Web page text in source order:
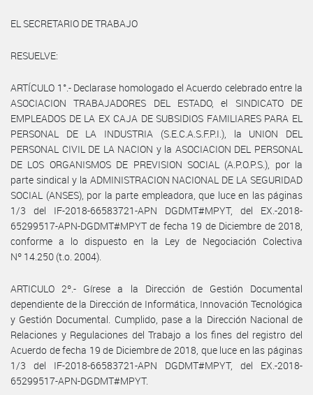
EL SECRETARIO DE TRABAJO
RESUELVE:
ARTÍCULO 1°.- Declarase homologado el Acuerdo celebrado entre la
ASOCIACION TRABAJADORES DEL ESTADO, el SINDICATO DE
EMPLEADOS DE LA EX CAJA DE SUBSIDIOS FAMILIARES PARA EL
PERSONAL DE LA INDUSTRIA (S.E.C.A.S.F.P.I.), la UNION DEL
PERSONAL CIVIL DE LA NACION y la ASOCIACION DEL PERSONAL
DE LOS ORGANISMOS DE PREVISION SOCIAL (A.P.O.P.S.), por la
parte sindical y la ADMINISTRACION NACIONAL DE LA SEGURIDAD
SOCIAL (ANSES), por la parte empleadora, que luce en las páginas
1/3 del IF-2018-66583721-APN DGDMT#MPYT, del EX.-2018-
65299517-APN-DGDMT#MPYT de fecha 19 de Diciembre de 2018,
conforme a lo dispuesto en la Ley de Negociación Colectiva
Nº 14.250 (t.o. 2004).
ARTICULO 2º.- Gírese a la Dirección de Gestión Documental
dependiente de la Dirección de Informática, Innovación Tecnológica
y Gestión Documental. Cumplido, pase a la Dirección Nacional de
Relaciones y Regulaciones del Trabajo a los fines del registro del
Acuerdo de fecha 19 de Diciembre de 2018, que luce en las páginas
1/3 del IF-2018-66583721-APN DGDMT#MPYT, del EX.-2018-
65299517-APN-DGDMT#MPYT.